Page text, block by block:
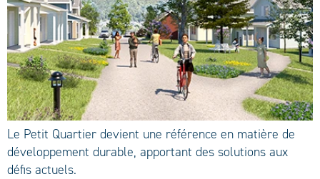
Le Petit Quartier devient une référence en matière de
développement durable, apportant des solutions aux
défis actuels.